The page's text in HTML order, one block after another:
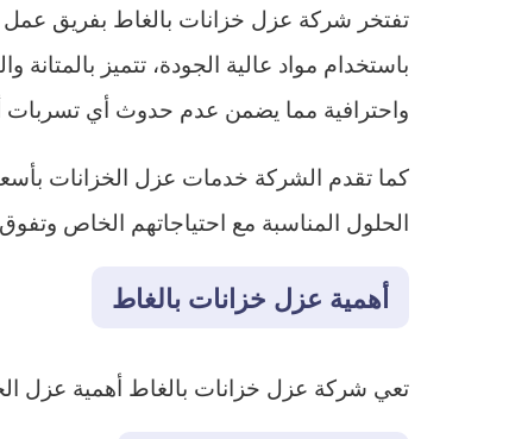
تفتخر شركة عزل خزانات بالغاط بفريق عمل
باستخدام مواد عالية الجودة، تتميز
واحترافية مما يضمن عدم حدوث أي تسربات أو
كما تقدم الشركة خدمات عزل الخزانات بأسعار
الحلول المناسبة مع احتياجاتهم الخاص
أهمية عزل خزانات بالغاط
تعي شركة عزل خزانات بالغاط أهمية عزل